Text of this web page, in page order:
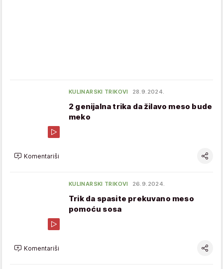
KULINARSKI TRIKOVI 28.9.2024.
2 genijalna trika da žilavo meso bude
meko
Komentariši
KULINARSKI TRIKOVI 26.9.2024.
Trik da spasite prekuvano meso
pomoću sosa
Komentariši